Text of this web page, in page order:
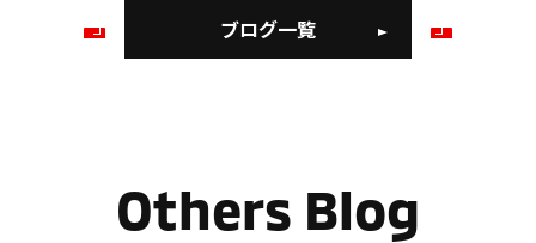
前
ブログ一覧
次
Others Blog